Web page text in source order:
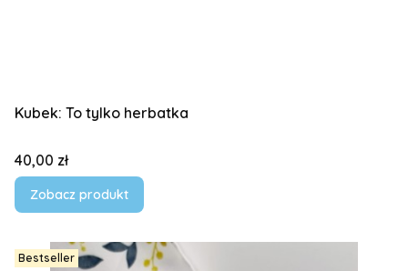
Kubek: To tylko herbatka
Cena
40,00 zł
Zobacz produkt
Bestseller